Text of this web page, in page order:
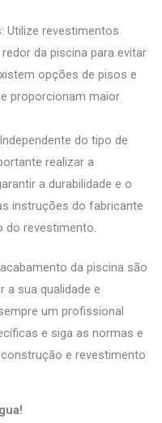
Utilize revestimentos
da piscina para evitar
opções de pisos e
proporcionam maior
do tipo de
realizar a
a durabilidade e o
instruções do fabricante
do revestimento.
da piscina são
a sua qualidade e
um profissional
e siga as normas e
e revestimento